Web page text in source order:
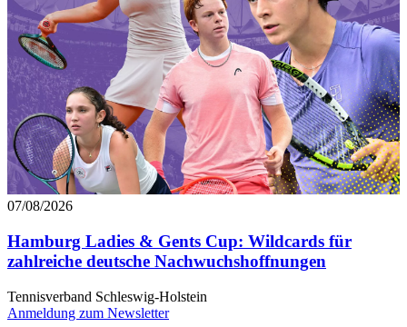
07/08/2026
Hamburg Ladies & Gents Cup: Wildcards für
zahlreiche deutsche Nachwuchshoffnungen
Tennisverband Schleswig-Holstein
Anmeldung zum Newsletter